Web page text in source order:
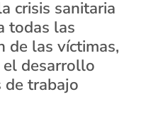
crisis sanitaria
todas las
de las víctimas,
el desarrollo
de trabajo